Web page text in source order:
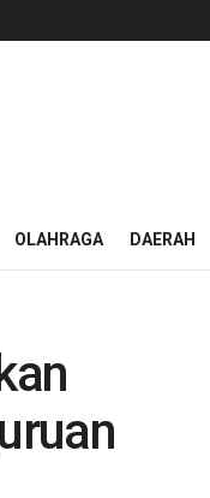
OLAHRAGA DAERAH